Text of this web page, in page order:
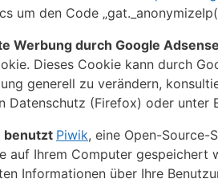
um den Code
Werbung durch Google
Dieses Cookie kann durch
generell zu verändern,
Datenschutz (Firefox) oder
benutzt Piwik, eine Open-Source-
auf Ihrem Computer gespeichert
Informationen über Ihre